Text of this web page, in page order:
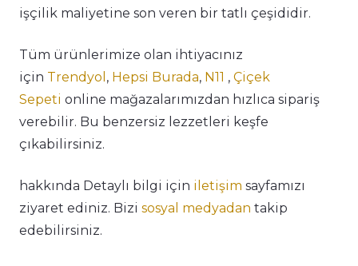
işçilik maliyetine son veren bir tatlı çeşididir.
Tüm ürünlerimize olan ihtiyacınız
için Trendyol , Hepsi Burada, N11 , Çiçek
Sepeti online mağazalarımızdan hızlıca sipariş
verebilir. Bu benzersiz lezzetleri keşfe
çıkabilirsiniz.
hakkında Detaylı bilgi için iletişim sayfamızı
ziyaret ediniz. Bizi sosyal medyadan takip
edebilirsiniz.